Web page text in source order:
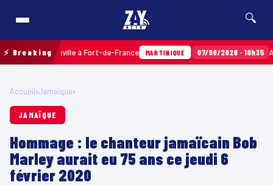
🔍
⚡ Breaking
Sainville à Fort-de-France MARTINIQUE 07/08/2026 · 10h35
Accueil›Jamaïque›
JAMAÏQUE
Hommage : le chanteur jamaïcain Bob
Marley aurait eu 75 ans ce jeudi 6
février 2020